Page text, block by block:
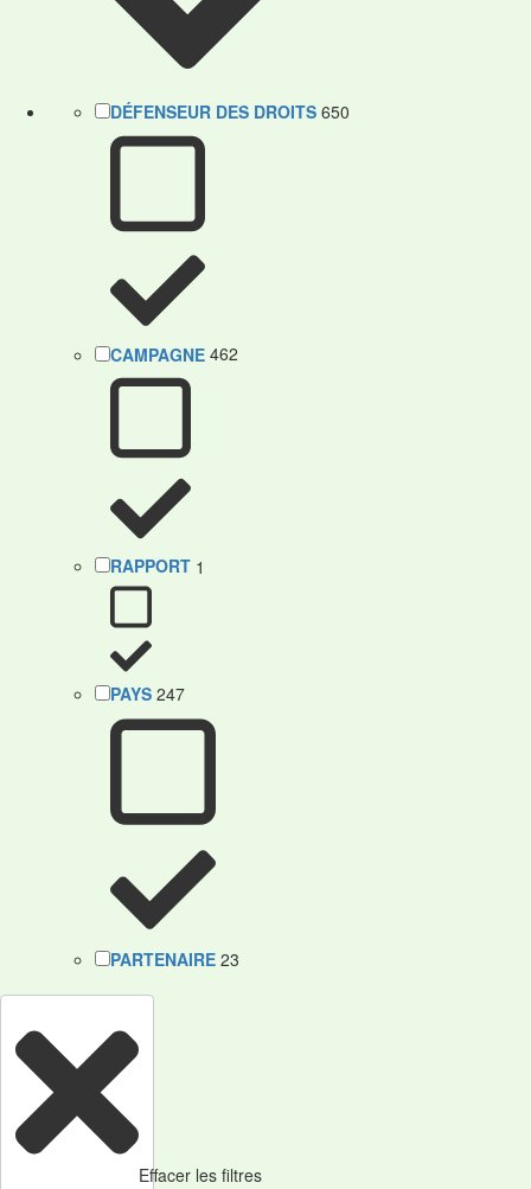
DÉFENSEUR DES DROITS 650
CAMPAGNE 462
RAPPORT 1
PAYS 247
PARTENAIRE 23
Effacer les filtres